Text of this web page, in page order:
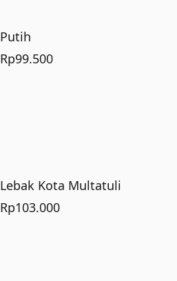
Putih
Rp99.500
Lebak Kota Multatuli
Rp103.000